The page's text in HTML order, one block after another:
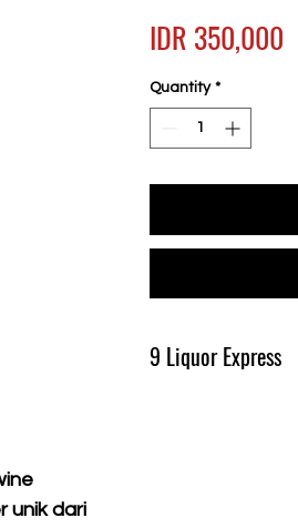
unik dari
IDR 350,000
Quantity *
9 Liquor Express